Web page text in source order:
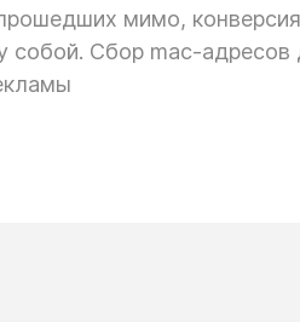
мимо,
собой. Сбор mac-адресов